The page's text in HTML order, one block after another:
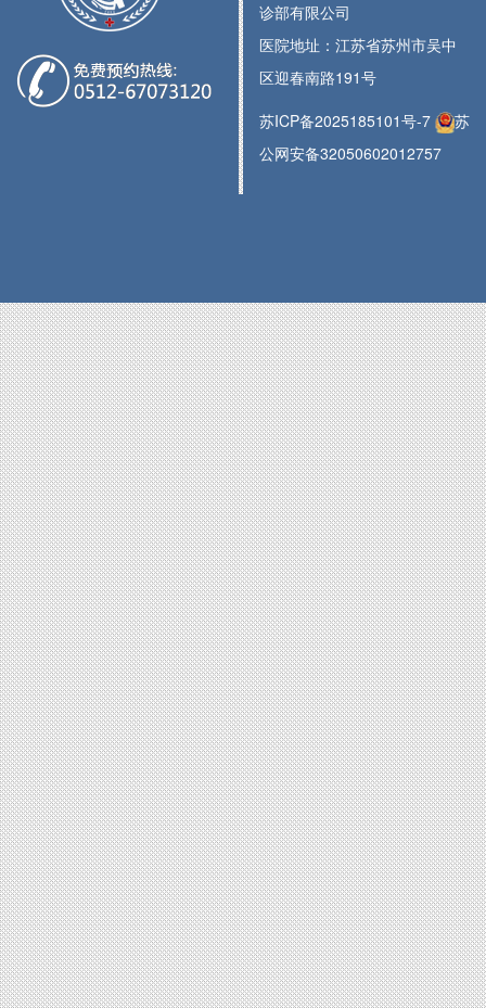
诊部有限公司
医院地址：江苏省苏州市吴中
区迎春南路191号
苏ICP备2025185101号-7
苏
公网安备32050602012757